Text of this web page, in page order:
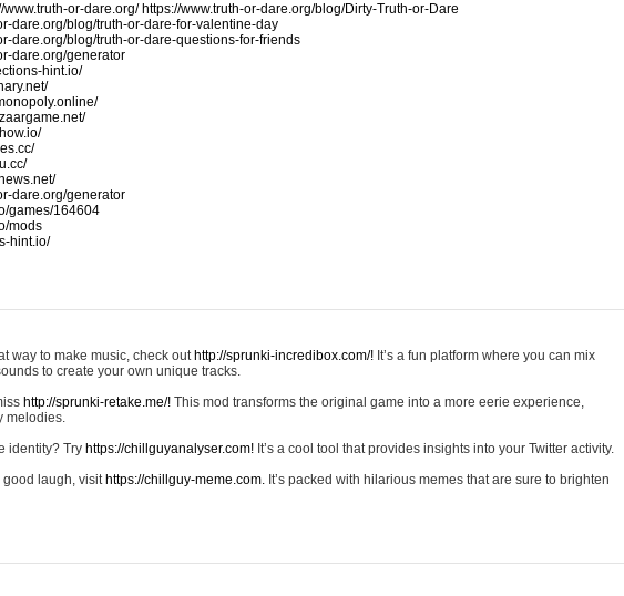
www.truth-or-dare.org/ https://www.truth-or-dare.org/blog/Dirty-Truth-or-Dare
dare.org/blog/truth-or-dare-for-valentine-day
dare.org/blog/truth-or-dare-questions-for-friends
dare.org/generator
hint.io/
dare.org/generator
games/164604
mods
hint.io/
way to make music, check out http://sprunki-incredibox.com/! It’s a fun platform where you can mix
to create your own unique tracks.
http://sprunki-retake.me/! This mod transforms the original game into a more eerie experience,
melodies.
identity? Try https://chillguyanalyser.com! It’s a cool tool that provides insights into your Twitter activity.
good laugh, visit https://chillguy-meme.com. It’s packed with hilarious memes that are sure to brighten